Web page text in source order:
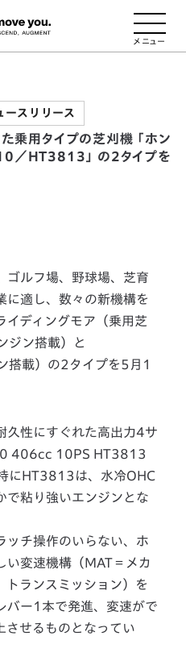
ースリリース
乗用タイプの芝刈機 「ホン
／HT3813」 の2タイプを
ルフ場、野球場、芝育
に適し、数々の新機構を
イディングモア（乗用芝
ジン搭載）と
搭載）の2タイプを5月1
性にすぐれた高出力4サ
406cc 10PS HT3813
にHT3813は、水冷OHC
で粘り強いエンジンとな
チ操作のいらない、ホ
い変速機構（MAT＝メカ
トランスミッション）を
バー1本で発進、変速がで
させるものとなってい